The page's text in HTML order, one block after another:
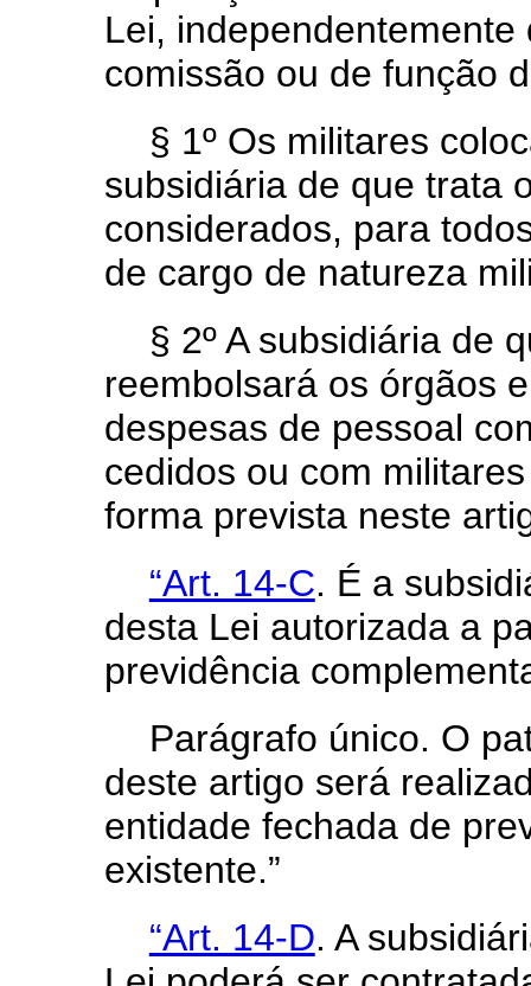
Lei,
comissão ou de função
§ 1º Os militares
subsidiária de que trata
considerados, para
de cargo de natureza
§ 2º A subsidiária de
reembolsará os órgãos
despesas de pessoal
cedidos ou com
forma prevista neste
“Art. 14-C. É a
desta Lei autorizada a
previdência
Parágrafo único. O
deste artigo será
entidade fechada de
existente.”
“Art. 14-D. A